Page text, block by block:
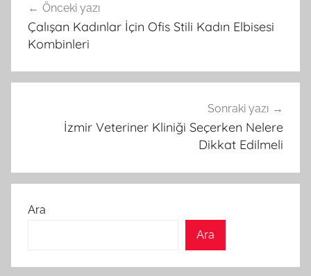
gezinmesi
Önceki yazı
Çalışan Kadınlar İçin Ofis Stili Kadın Elbisesi
Kombinleri
Sonraki yazı
İzmir Veteriner Kliniği Seçerken Nelere
Dikkat Edilmeli
Ara
Ara